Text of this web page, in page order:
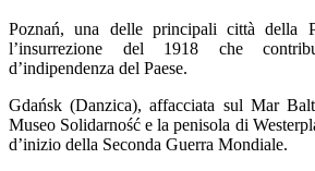
Poznań, una delle principali città della
l’insurrezione del 1918 che
d’indipendenza del Paese.
Gdańsk (Danzica), affacciata sul Mar
Museo Solidarność e la penisola di
d’inizio della Seconda Guerra Mondiale.